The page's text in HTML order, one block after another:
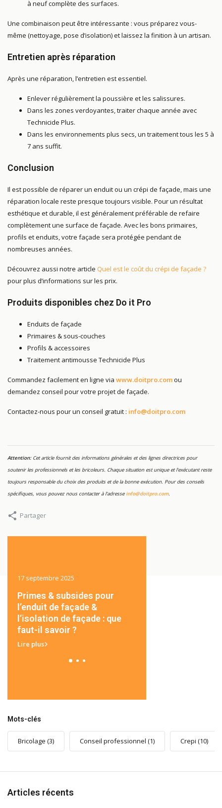
à neuf complète des surfaces.
Une combinaison peut être intéressante : vous préparez vous-
même (nettoyage, pose d’isolation) et laissez la finition à un artisan.
Entretien après réparation
Après une réparation, l’entretien est essentiel.
Enlever régulièrement la poussière et les salissures.
Dans les zones verdoyantes, traiter chaque année avec
Technicide Plus.
Dans les environnements plus secs, un traitement tous les 5 à
7 ans suffit.
Conclusion
Il est possible de réparer un enduit ou un crépi de façade, mais une
réparation locale reste presque toujours visible. Pour un résultat
esthétique et durable, il est généralement préférable de refaire
complètement une surface de façade. Avec les bons primaires,
profils et enduits, votre façade sera protégée pendant de
nombreuses années.
Découvrez aussi notre article Quel est le coût du crépi de façade ?
pour plus d’informations sur les prix.
Produits disponibles chez Do it Pro
Enduits de façade
Primaires & sous-couches
Profils & accessoires
Traitement antimousse Technicide Plus
Commandez facilement en ligne via www.doitpro.comou
demandez conseil pour votre projet de façade.
Contactez-nous pour un conseil gratuit : info@doitpro.com
Attention: Cet article fournit des informations générales et des lignes directrices pour
soutenir les professionnels et les bricoleurs. Chaque situation est unique et l'exécutant reste
toujours responsable du choix des produits et de la bonne exécution. Pour des conseils
spécifiques, vous pouvez nous contacter à l'adresse info@doitpro.com.
Partager
17 septembre 2025
Primes & subsides pour
l’enduit de façade &
l’isolation de façade : que
faut-il savoir ?
Lire plus
Mots-clés
Bricolage (3) Conseil professionnel (1) Crepi (10)
Articles récents